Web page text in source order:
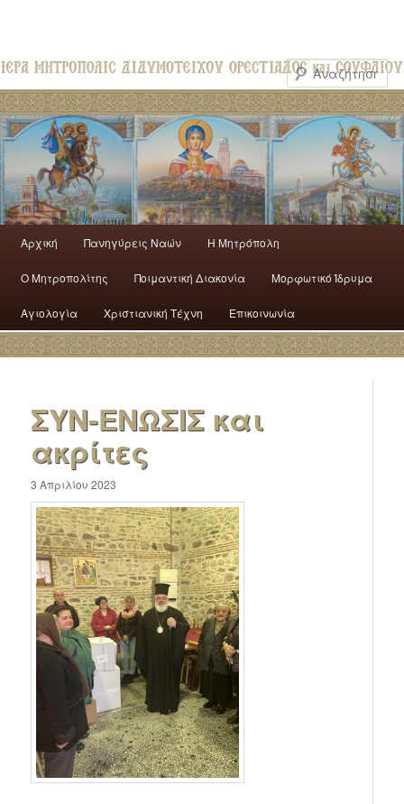
Αρχική Πανηγύρεις Ναών H Mητρόπολη
Ο Mητροπολίτης Ποιμαντική Διακονία Μορφωτικό Ίδρυμα
Αγιολογία Χριστιανική Τέχνη Επικοινωνία
ΣΥΝ-ΕΝΩΣΙΣ και
ακρίτες
3 Απριλίου 2023